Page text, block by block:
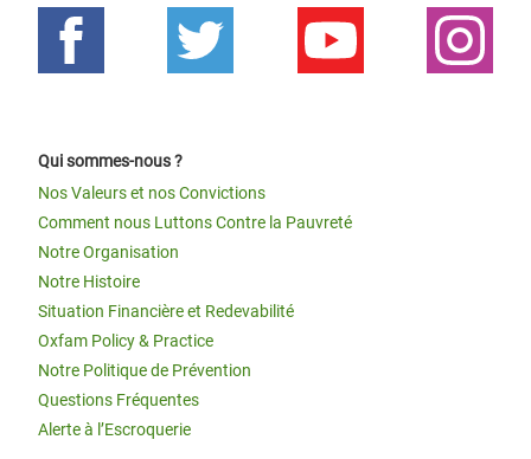
Qui sommes-nous ?
Nos Valeurs et nos Convictions
Comment nous Luttons Contre la Pauvreté
Notre Organisation
Notre Histoire
Situation Financière et Redevabilité
Oxfam Policy & Practice
Notre Politique de Prévention
Questions Fréquentes
Alerte à l’Escroquerie